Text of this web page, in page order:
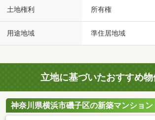
土地権利 所有権
用途地域 準住居地域
立地に基づいたおすすめ
神奈川県横浜市磯子区の新築マンション